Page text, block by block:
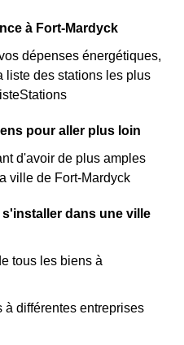
à Fort-Mardyck
dépenses énergétiques,
liste des stations les plus
pour aller plus loin
d'avoir de plus amples
ville de Fort-Mardyck
dans une ville
tous les biens à
à différentes entreprises